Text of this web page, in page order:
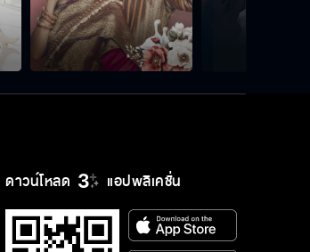
ห้ามจีบพี่มุกเด็ดขาด
ดาวน์โหลด แอปพลิเคชั่น